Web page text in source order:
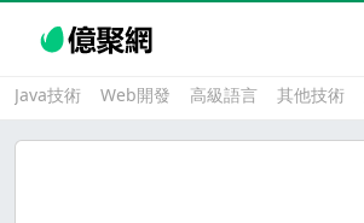
Java技術 Web開發 高級語言 其他技術